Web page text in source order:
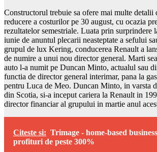
Constructorul trebuie sa ofere mai multe detalii
reducere a costurilor pe 30 august, cu ocazia
rezultatelor semestriale. Luata prin surprindere
iunie de anuntul plecarii neasteptate a sefului
grupul de lux Kering, conducerea Renault a
de numire a unui nou director general. Marti
auto l-a numit pe Duncan Minto, actualul sau
functia de director general interimar, pana la
pentru Luca de Meo. Duncan Minto, in varsta
din Scotia, si-a inceput cariera la Renault in
director financiar al grupului in martie anul
Citeste si: Trimage - home-based
profituri de peste 300%